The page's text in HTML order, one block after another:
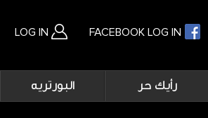
LOG IN FACEBOOK LOG IN
Main
navigation
رأيك حر البورتريه